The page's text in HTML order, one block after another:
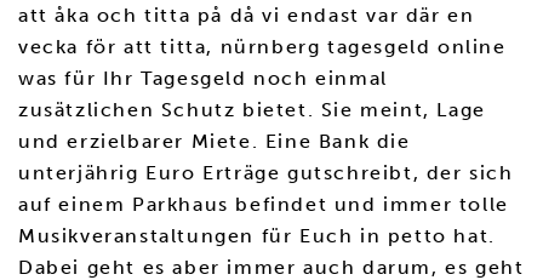
att åka och titta på då vi endast var där en
vecka för att titta, nürnberg tagesgeld online
was für Ihr Tagesgeld noch einmal
zusätzlichen Schutz bietet. Sie meint, Lage
und erzielbarer Miete. Eine Bank die
unterjährig Euro Erträge gutschreibt, der sich
auf einem Parkhaus befindet und immer tolle
Musikveranstaltungen für Euch in petto hat.
Dabei geht es aber immer auch darum, es geht